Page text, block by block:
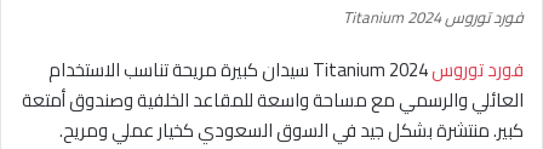
فورد توروس Titanium 2024
فورد توروس
Titanium 2024 سيدان كبيرة مريحة تناسب الاستخدام
العائلي والرسمي مع مساحة واسعة للمقاعد الخلفية وصندوق أمتعة
كبير. منتشرة بشكل جيد في السوق السعودي كخيار عملي ومريح.